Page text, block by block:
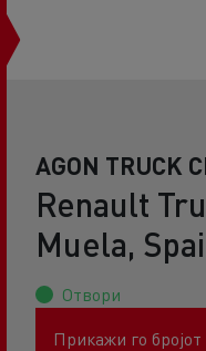
AGON TRUCK
Renault
Muela,
Отвори
Прикажи го бројот